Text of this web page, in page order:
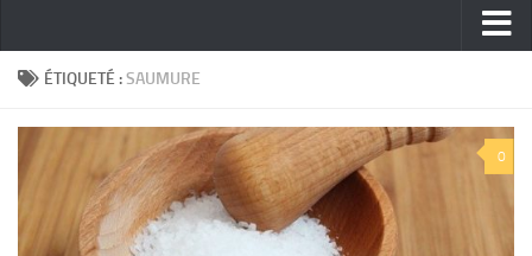
ÉTIQUETÉ :SAUMURE
0